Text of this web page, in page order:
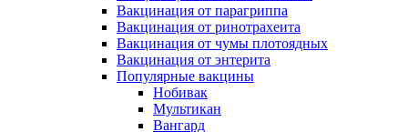
Вакцинация от парагриппа
Вакцинация от ринотрахеита
Вакцинация от чумы плотоядных
Вакцинация от энтерита
Популярные вакцины
Нобивак
Мультикан
Вангард